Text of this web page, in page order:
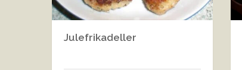
Julefrikadeller